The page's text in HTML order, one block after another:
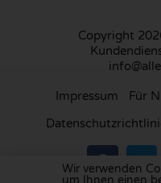
Copyright
Impressum Für
Wir verwenden
um Ihnen einen